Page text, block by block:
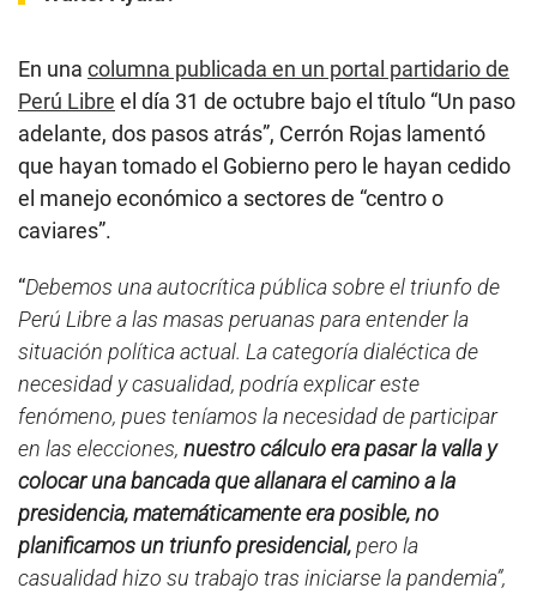
En una columna publicada en un portal partidario de
Perú Libre el día 31 de octubre bajo el título “Un paso
adelante, dos pasos atrás”, Cerrón Rojas lamentó
que hayan tomado el Gobierno pero le hayan cedido
el manejo económico a sectores de “centro o
caviares”.
“Debemos una autocrítica pública sobre el triunfo de
Perú Libre a las masas peruanas para entender la
situación política actual. La categoría dialéctica de
necesidad y casualidad, podría explicar este
fenómeno, pues teníamos la necesidad de participar
en las elecciones, nuestro cálculo era pasar la valla y
colocar una bancada que allanara el camino a la
presidencia, matemáticamente era posible, no
planificamos un triunfo presidencial,pero la
casualidad hizo su trabajo tras iniciarse la pandemia”,